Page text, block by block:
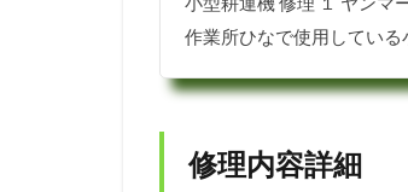
作業所ひなで使用してい
修理内容詳細